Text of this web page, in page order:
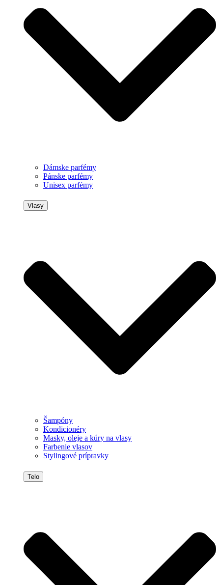
Dámske parfémy
Pánske parfémy
Unisex parfémy
Vlasy
Šampóny
Kondicionéry
Masky, oleje a kúry na vlasy
Farbenie vlasov
Stylingové prípravky
Telo